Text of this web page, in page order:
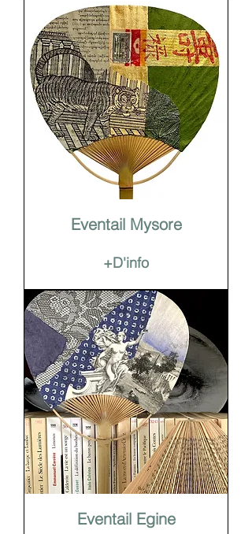
Eventail Mysore
+D'info
Eventail Egine